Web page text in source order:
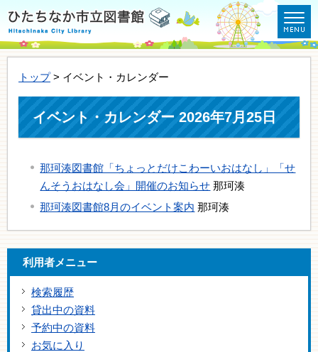
トップ> イベント・カレンダー
イベント・カレンダー 2026年7月25日
那珂湊図書館「ちょっとだけこわーいおはなし」「せ
んそうおはなし会」開催のお知らせ 那珂湊
那珂湊図書館8月のイベント案内 那珂湊
利用者メニュー
検索履歴
貸出中の資料
予約中の資料
お気に入り